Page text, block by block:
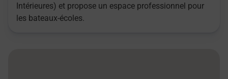
Intérieures) et propose un espace professionnel pour
les bateaux-écoles.